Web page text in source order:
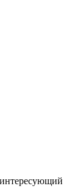
интересующий